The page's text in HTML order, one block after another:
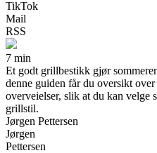
TikTok
Mail
RSS
7 min
Et godt grillbestikk gjør
denne guiden får du oversikt
overveielser, slik at du kan velge
grillstil.
Jørgen Pettersen
Jørgen
Pettersen